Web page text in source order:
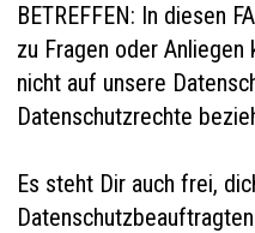
BETREFFEN: In diesen
zu Fragen oder
nicht auf unsere
Datenschutzrechte
Es steht Dir auch frei,